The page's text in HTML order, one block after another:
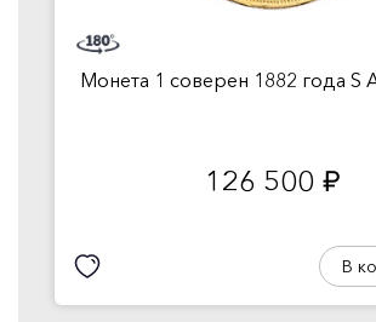
Монета 1 соверен 1882 года S
126 500 руб.
В